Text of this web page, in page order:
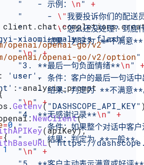
xiaomi-analysis-flash",
: 'user' ,
: analysis_prompt
=0,
{
1
"   - 示例：
\n"
+
"     -
\"我要投诉你们的配送
"     -
\"怎么还没处理？到底
"   - 结果：判定为 **不满意**
"
\n" +
"3. **最后一句负面情绪**
\n"
"   - 条件：客户的最后一句话中
"   - 结果：判定为 **不满意**
"
\n" +
"4. **无感谢记录**
\n"
+
"   - 条件：如果整个对话中客户
"   - 结果：判定为 **一般**。
"
\n"
+
openai/openai-go/v2"
openai/openai-go/v2/option"
.Getenv("DASHSCOPE_API_KEY"
. NewClient(
(apiKey),
("https://